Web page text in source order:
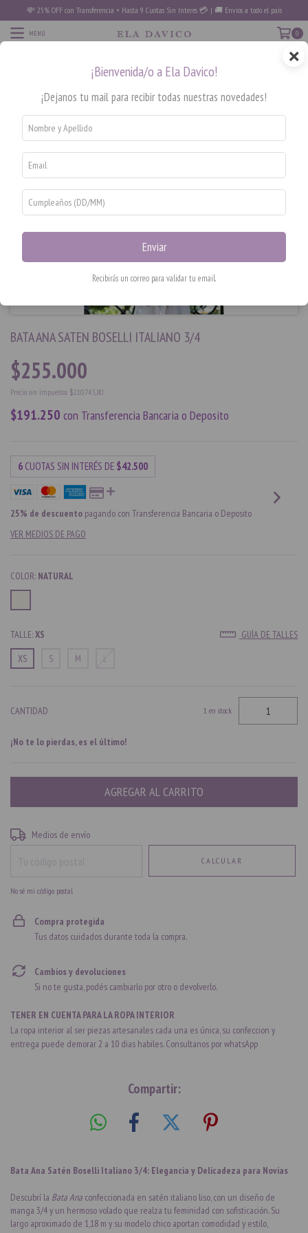
💸 25% OFF con Transferencia + Hasta 9 Cuotas Sin Interés 💳 | 🚚 Envíos a todo el país
MENÚ 0
NOVIAS/Batas/Mañanitas /BATA ANA SATEN BOSELLI ITALIANO 3/4
BATA ANA SATEN BOSELLI ITALIANO 3/4
$255.000
Precio sin impuestos $210.743,80
$191.250 con Transferencia Bancaria o Deposito
6 CUOTAS SIN INTERÉS DE $42.500
25% de descuento pagando con Transferencia Bancaria o Deposito
VER MEDIOS DE PAGO
COLOR: NATURAL
TALLE:XS
GUÍA DE TALLES
XS
S M L
CANTIDAD 1 en stock
¡No te lo pierdas, es el último!
Entregas para el CP:
Medios de envío
CALCULAR
No sé mi código postal
Compra protegida
Tus datos cuidados durante toda la compra.
Cambios y devoluciones
Si no te gusta, podés cambiarlo por otro o devolverlo.
TENER EN CUENTA PARA LA ROPA INTERIOR
La ropa interior al ser piezas artesanales cada una es única, su confeccion y
entrega puede demorar 2 a 10 dias habiles. Consultanos por whatsApp
Compartir:
Bata Ana Satén Boselli Italiano 3/4: Elegancia y Delicadeza para Novias
Descubrí la Bata Ana confeccionada en satén italiano liso, con un diseño de
manga 3/4 y un hermoso volado que realza tu feminidad con sofisticación. Su
largo aproximado de 1,18 m y su modelo chico aportan comodidad y estilo,
×
¡Bienvenida/o a Ela Davico!
¡Dejanos tu mail para recibir todas nuestras novedades!
Enviar
Recibirás un correo para validar tu email.